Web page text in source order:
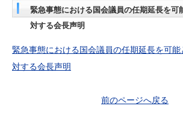
緊急事態における国会議員の任期延長を可
対する会長声明
緊急事態における国会議員の任期延長を可能
対する会長声明
前のページへ戻る